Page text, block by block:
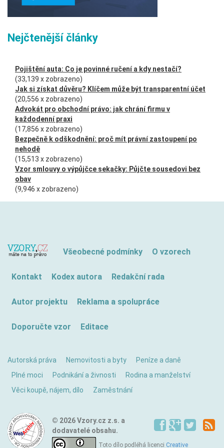
Nejčtenější články
Pojištění auta: Co je povinné ručení a kdy nestačí?
(33,139 x zobrazeno)
Jak si získat důvěru? Klíčem může být transparentní účet
(20,556 x zobrazeno)
Advokát pro obchodní právo: jak chrání firmu v
každodenní praxi
(17,856 x zobrazeno)
Bezpečně k odškodnění: proč mít právní zastoupení po
nehodě
(15,513 x zobrazeno)
Vzor smlouvy o výpůjčce sekačky: Půjčte sousedovi bez
obav
(9,946 x zobrazeno)
Všeobecné podmínky O vzorech
Kontakt Kodex autora Redakční rada
Autor projektu Reklama a spolupráce
Doporučte vzor Editace
Autorská práva Nemovitosti a byty
Peníze a daně
Plné moci
Podnikání a živnosti
Rodina a manželství
Věci koupě, nájem, dílo
Zaměstnání
© 2026 Vzory.cz z.s. a
dodavatelé obsahu.
Toto dílo podléhá licenci Creative